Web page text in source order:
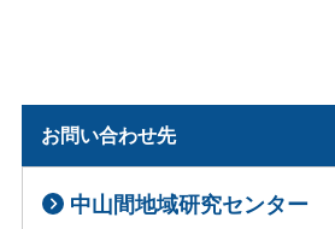
お問い合わせ先
中山間地域研究センター